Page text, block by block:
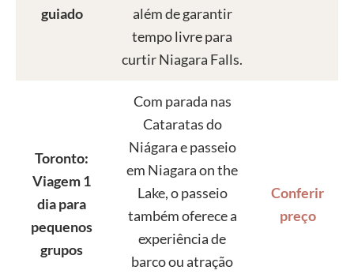
guiado
além de garantir
tempo livre para
curtir Niagara Falls.
Toronto:
Viagem 1
dia para
pequenos
grupos
Com parada nas
Cataratas do
Niágara e passeio
em Niagara on the
Lake, o passeio
também oferece a
experiência de
barco ou atração
Conferir
preço